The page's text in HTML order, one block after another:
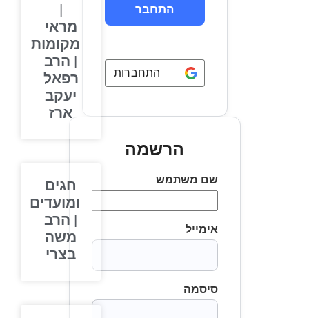
התחברות באמצעות Google
הרשמה
שם משתמש
אימייל
סיסמה
מראי
מקומות
| הרב
רפאל
יעקב
ארז
חגים
ומועדים
| הרב
משה
בצרי